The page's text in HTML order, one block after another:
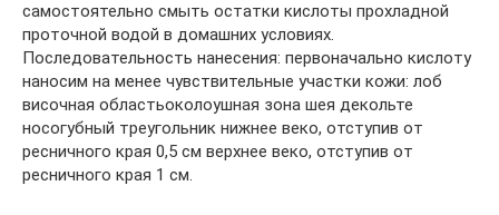
самостоятельно смыть остатки кислоты прохладной
проточной водой в домашних условиях.
Последовательность нанесения: первоначально кислоту
наносим на менее чувствительные участки кожи: лоб
височная областьоколоушная зона шея декольте
носогубный треугольник нижнее веко, отступив от
ресничного края 0,5 см верхнее веко, отступив от
ресничного края 1 см.